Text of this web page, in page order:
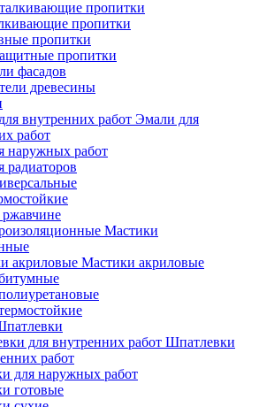
пропитки
пропитки
пропитки
фасадов
древесины
Эмали для
работ
наружных работ
радиаторов
Мастики
Мастики акриловые
Шпатлевки
работ
для наружных работ
готовые